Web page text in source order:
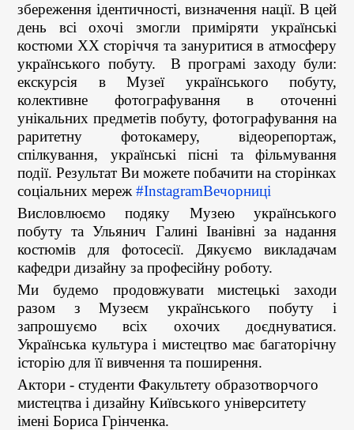
збереження ідентичності, визначення нації. В цей
день всі охочі змогли приміряти українські
костюми XX сторіччя та зануритися в атмосферу
українського побуту. В програмі заходу були:
екскурсія в Музеї українського побуту,
колективне фотографування в оточенні
унікальних предметів побуту, фотографування на
раритетну фотокамеру, відеорепортаж,
спілкування, українські пісні та фільмування
події. Результат Ви можете побачити на сторінках
соціальних мереж #InstagramВечорниці
Висловлюємо подяку Музею українського
побуту та Ульянич Галині Іванівні за надання
костюмів для фотосесії. Дякуємо викладачам
кафедри дизайну за професійну роботу.
Ми будемо продовжувати мистецькі заходи
разом з Музеєм українського побуту і
запрошуємо всіх охочих доєднуватися.
Українська культура і мистецтво має багаторічну
історію для її вивчення та поширення.
Актори - студенти Факультету образотворчого
мистецтва і дизайну Київського університету
імені Бориса Грінченка.